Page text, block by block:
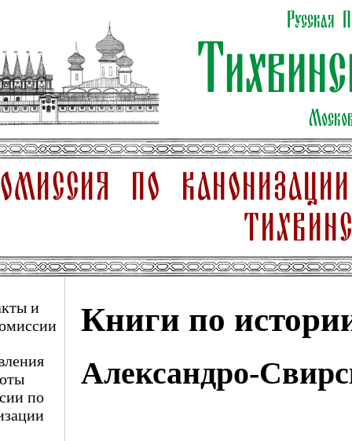
Русская
ПО
Книги по
Александро-
и
по